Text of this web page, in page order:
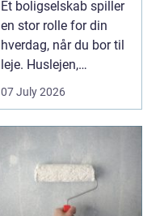
Et boligselskab spiller
en stor rolle for din
hverdag, når du bor til
leje. Huslejen,
vedligeh...
07 July 2026